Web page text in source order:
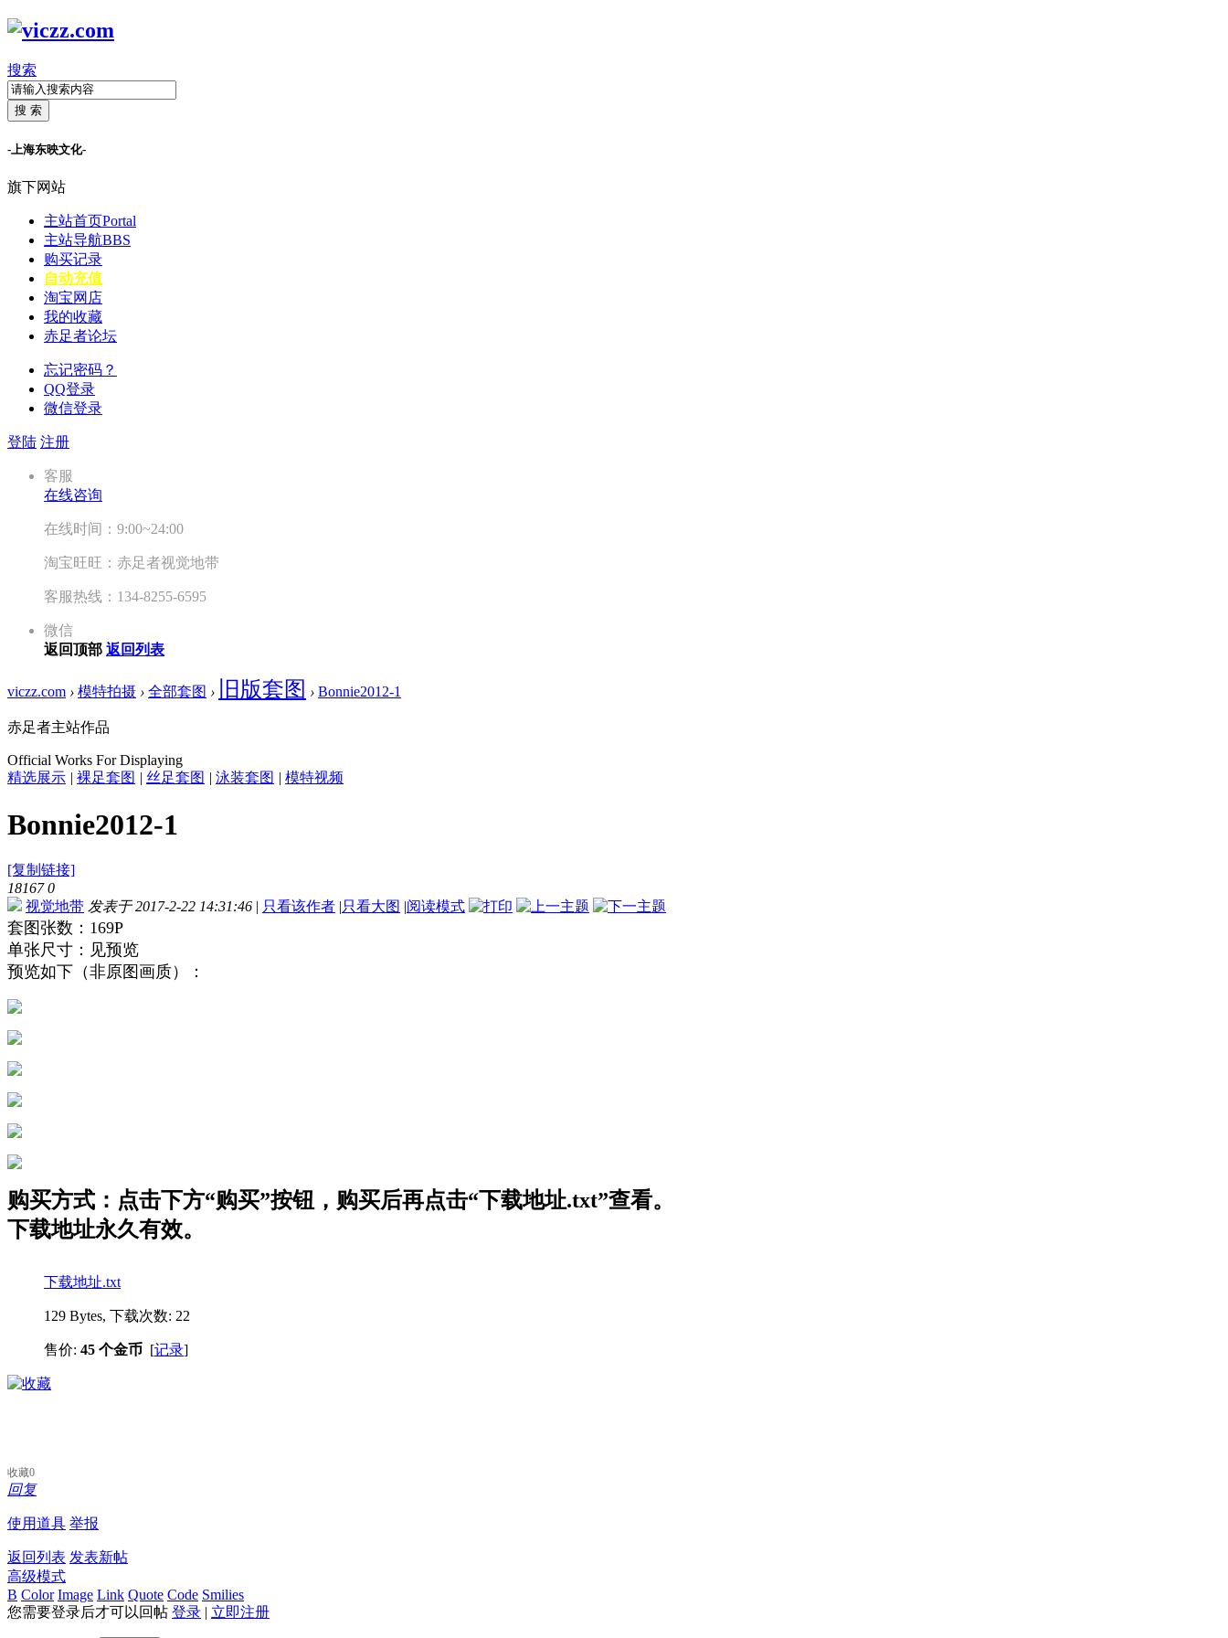
搜索
搜 索
-上海东映文化-
旗下网站
主站首页Portal
主站导航BBS
购买记录
自动充值
淘宝网店
我的收藏
赤足者论坛
忘记密码？
QQ登录
微信登录
登陆 注册
客服
在线咨询
在线时间：9:00~24:00
淘宝旺旺：赤足者视觉地带
客服热线：134-8255-6595
微信
返回顶部 返回列表
viczz.com › 模特拍摄 › 全部套图 › 旧版套图 › Bonnie2012-1
赤足者主站作品
Official Works For Displaying
精选展示 | 裸足套图 | 丝足套图 | 泳装套图 | 模特视频
Bonnie2012-1
[复制链接]
18167 0
视觉地带 发表于 2017-2-22 14:31:46 | 只看该作者 |只看大图 |阅读模式
套图张数：169P
单张尺寸：见预览
预览如下（非原图画质）：
购买方式：点击下方“购买”按钮，购买后再点击“下载地址.txt”查看。
下载地址永久有效。
下载地址.txt
129 Bytes, 下载次数: 22
售价: 45 个金币 [记录]
收藏0
回复
使用道具 举报
返回列表 发表新帖
高级模式
B Color Image Link Quote Code Smilies
您需要登录后才可以回帖 登录 | 立即注册